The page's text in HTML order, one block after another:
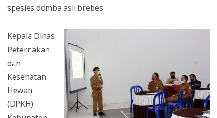
spesies domba asli brebes
Kepala Dinas
Peternakan
dan
Kesehatan
Hewan
(DPKH)